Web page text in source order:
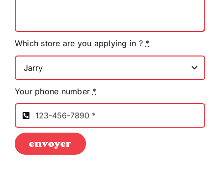
Which store are you applying in ? *
Your phone number *
envoyer